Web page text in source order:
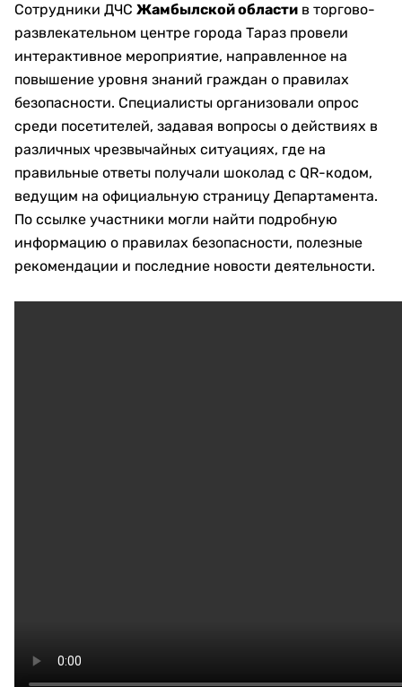
Сотрудники ДЧС Жамбылской области в торгово-
развлекательном центре города Тараз провели
интерактивное мероприятие, направленное на
повышение уровня знаний граждан о правилах
безопасности. Специалисты организовали опрос
среди посетителей, задавая вопросы о действиях в
различных чрезвычайных ситуациях, где на
правильные ответы получали шоколад с QR-кодом,
ведущим на официальную страницу Департамента.
По ссылке участники могли найти подробную
информацию о правилах безопасности, полезные
рекомендации и последние новости деятельности.